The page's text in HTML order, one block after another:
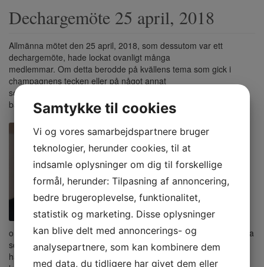
Dechargemöte 25 april, 2018
Allmänna mötet den 25 april, 2018, som dessutom var ett
dechargemöte, hade lockat ovanligt många
medlemmar. Om detta berodde på kvällens tema som gick i
champagnens tecken eller på något annat
som lockade är svårt att svara på. Över 90 medlemmar hade
bänkat sig i föreläsningssalen när
ordföranden Margaretha Lindqvist med Catharina Hall vid sin sida
som tillfällig sekreterare
hälsade oss alla välkomna. Margaretha berättade att samtliga
Samtykke til cookies
Vi og vores samarbejdspartnere bruger
teknologier, herunder cookies, til at
indsamle oplysninger om dig til forskellige
formål, herunder: Tilpasning af annoncering,
bedre brugeroplevelse, funktionalitet,
statistik og marketing. Disse oplysninger
kan blive delt med annoncerings- og
analysepartnere, som kan kombinere dem
med data, du tidligere har givet dem eller